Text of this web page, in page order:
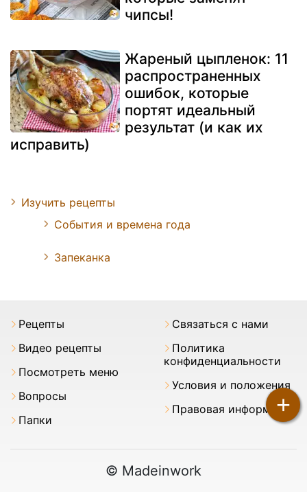
+
чипсы!
Жареный цыпленок: 11
распространенных
ошибок, которые
портят идеальный
результат (и как их
исправить)
Изучить рецепты
События и времена года
Запеканка
Pецепты
Видео рецепты
Посмотреть меню
Вопросы
Папки
Связаться с нами
Политика
конфиденциальности
Условия и положения
Правовая информация
© Madeinwork